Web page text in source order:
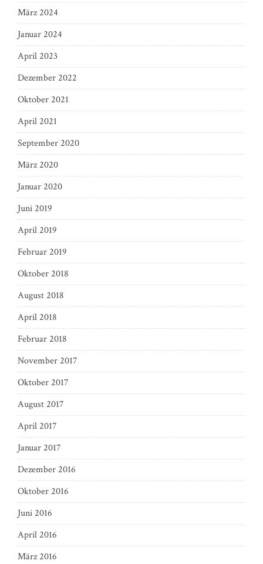
März 2024
Januar 2024
April 2023
Dezember 2022
Oktober 2021
April 2021
September 2020
März 2020
Januar 2020
Juni 2019
April 2019
Februar 2019
Oktober 2018
August 2018
April 2018
Februar 2018
November 2017
Oktober 2017
August 2017
April 2017
Januar 2017
Dezember 2016
Oktober 2016
Juni 2016
April 2016
März 2016